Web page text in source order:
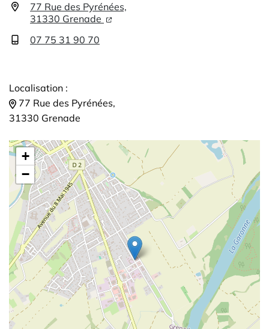
Infos utiles
77 Rue des Pyrénées,
31330 Grenade
07 75 31 90 70
Localisation :
77 Rue des Pyrénées,
31330 Grenade
+
−